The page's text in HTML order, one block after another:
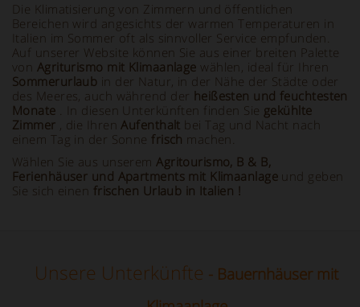
Die Klimatisierung von Zimmern und öffentlichen
Bereichen wird angesichts der warmen Temperaturen in
Italien im Sommer oft als sinnvoller Service empfunden.
Auf unserer Website können Sie aus einer breiten Palette
von Agriturismo mit Klimaanlage wählen, ideal für Ihren
Sommerurlaub in der Natur, in der Nähe der Städte oder
des Meeres, auch während der heißesten und feuchtesten
Monate . In diesen Unterkünften finden Sie gekühlte
Zimmer , die IhrenAufenthalt bei Tag und Nacht nach
einem Tag in der Sonne frisch machen.
Wählen Sie aus unseremAgritourismo, B & B,
Ferienhäuser und Apartments mit Klimaanlage und geben
Sie sich einen frischen Urlaub in Italien !
Unsere Unterkünfte - Bauernhäuser mit